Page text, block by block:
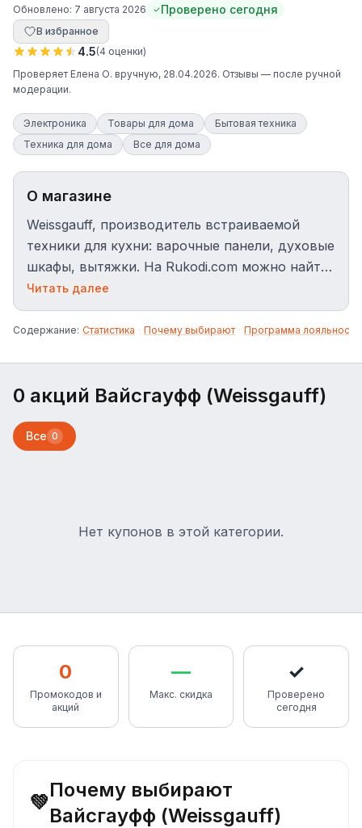
Обновлено: 7 августа 2026 Проверено сегодня
В избранное
4.5(4 оценки)
Проверяет Елена О. вручную, 28.04.2026. Отзывы — после ручной
модерации.
Электроника Товары для дома
Бытовая техника
Техника для дома
Все для дома
О магазине
Weissgauff, производитель встраиваемой
техники для кухни: варочные панели, духовые
шкафы, вытяжки. На Rukodi.com можно найти
актуальные скидки и специальные
предложения магазина.
Читать далее
Содержание: Статистика · Почему выбирают · Программа лояльности
0 акций Вайсгауфф (Weissgauff)
Все 0
Нет купонов в этой категории.
0
Промокодов и
акций
—
Макс. скидка
✓
Проверено
сегодня
💚
Почему выбирают
Вайсгауфф (Weissgauff)